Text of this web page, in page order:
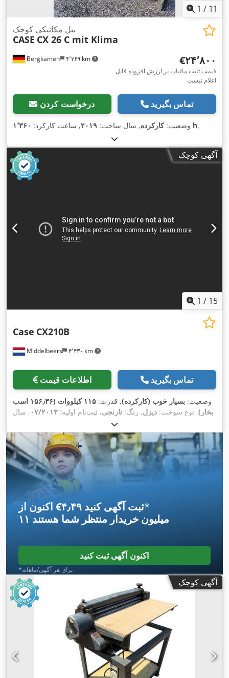
1 / 11
Bergkamen ۴٬۲۶۹ km
بیل مکانیکی کوچک
CASE CX 26 C mit Klima
‎€۲۴٬۸۰۰
قیمت ثابت مالیات بر ارزش افزوده قابل
اعلام نیست
درخواست کردن تماس بگیرید
وضعیت:کارکرده, سال ساخت: ۲۰۱۹, ساعت کارکرد: ۱٬۳۶۰ h,
آگهی کوچک
1 / 15
Middelbeers ۴٬۴۳۰ km
Case CX210B
اطلاعات قیمت تماس بگیرید
وضعیت: بسیار خوب (کارکرده), قدرت:
۱۱۵ کیلووات (۱۵۶٫۳۶ اسب
بخار), نوع سوخت: دیزل, رنگ: نارنجی, ثبت‌نام اولیه: ۰۷/۲۰۱۳ , سال
ساخت:
اکنون از ‎€۴٫۴۹ ثبت آگهی کنید*
۱۱ میلیون خریدار منتظر شما هستند
اکنون آگهی ثبت کنید
*برای هر آگهی/ماهانه
آگهی کوچک